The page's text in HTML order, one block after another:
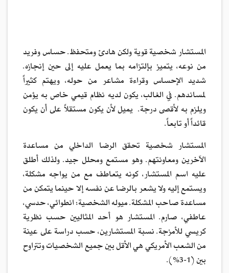
المستشار شخصية قوية ولكن هادئ ومتحفظ. حساس وفريد
من نوعه، يتميز بإلتزامه بما يعمل عليه إلى حين إنجازه.
شديد الإحساس وقراءة مشاعر من حوله، ويهتم كثيراً
لمساندهم. في الغالب، يكون لديه نظام قيمي خاص به يؤمن
ويلزم به لأقصى درجة. يميل لأن يكون مستقلاً على أن يكون
قائداً أو تابعاً.
المستشار شخصية تحقق الرضا الداخلي من مساعدة
الآخرين ومعاونتهم. وهو مستمع ومحلل جيد. ولذلك أطلق
عليه اسم المستشار، كونه يتعاطف مع من يواجه مشكلة،
ويستمع إليه ولا يشعر بالرضا عن نفسه إلا حينما يتمكن من
مساعدة صاحب المشكلة. ميوله الشخصية: انطوائي، حدسي،
عاطفي، صارم. المستشار هو أحد المثاليين حسب نظرية
كريسي للأمزجة. نسبة المستشارين، حسب دراسة على عينة
من الشعب الأمريكي هي الأقل بين جميع الشخصيات وتتراوح
بين (1-3%).